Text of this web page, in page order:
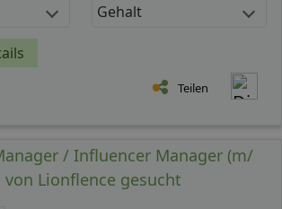
Gehalt
Teilen
/ Influencer Manager (m/
Lionflence gesucht